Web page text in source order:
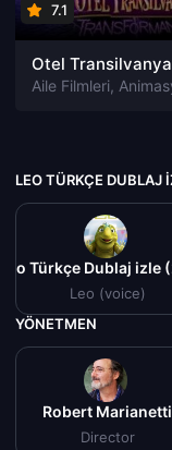
7.1
Aile Filmleri,
LEO TÜRKÇE DUBLAJ
Türkçe Dublaj izle
Leo (voice)
YÖNETMEN
Robert Marianetti
Director